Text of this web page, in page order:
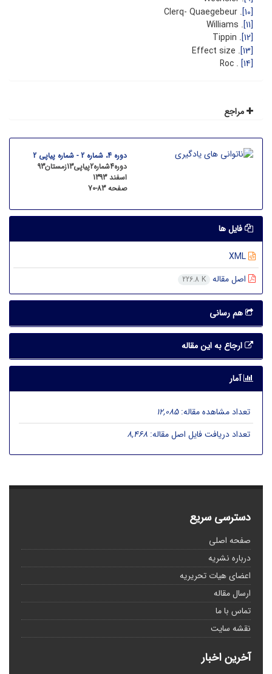
[10]
. Clerq- Quaegebeur
[11]
. Williams
[12]
. Tippin
[13]
. Effect size
[14]
. Roc
مراجع
دوره 4، شماره 2 - شماره پیاپی 2
دوره4شماره2پیاپی13زمستان93
اسفند 1393
صفحه70-83
فایل ها
اصل مقاله 226.8 K
هم رسانی
ارجاع به این مقاله
آمار
تعداد مشاهده مقاله:12,085
تعداد دریافت فایل اصل مقاله: 8,468
دسترسی سریع
صفحه اصلی
درباره نشریه
اعضای هیات تحریریه
ارسال مقاله
تماس با ما
نقشه سایت
آخرین اخبار